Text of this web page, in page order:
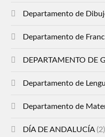
Departamento de
Departamento de
DEPARTAMENTO DE
Departamento de
Departamento de
DÍA DE ANDALUCÍA(2)